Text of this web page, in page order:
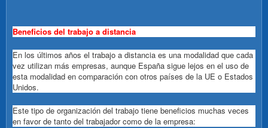
Beneficios del trabajo a distancia
En los últimos años el trabajo a distancia es una modalidad que cada
vez utilizan más empresas, aunque España sigue lejos en el uso de
esta modalidad en comparación con otros países de la UE o Estados
Unidos.
Este tipo de organización del trabajo tiene beneficios muchas veces
en favor de tanto del trabajador como de la empresa: